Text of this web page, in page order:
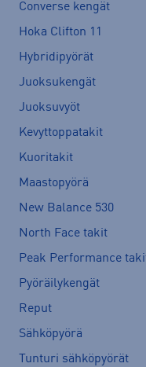
Converse kengät
Hoka Clifton 11
Hybridipyörät
Juoksukengät
Juoksuvyöt
Kevyttoppatakit
Kuoritakit
Maastopyörä
New Balance 530
North Face takit
Peak Performance
Pyöräilykengät
Reput
Sähköpyörä
Tunturi sähköpyörät